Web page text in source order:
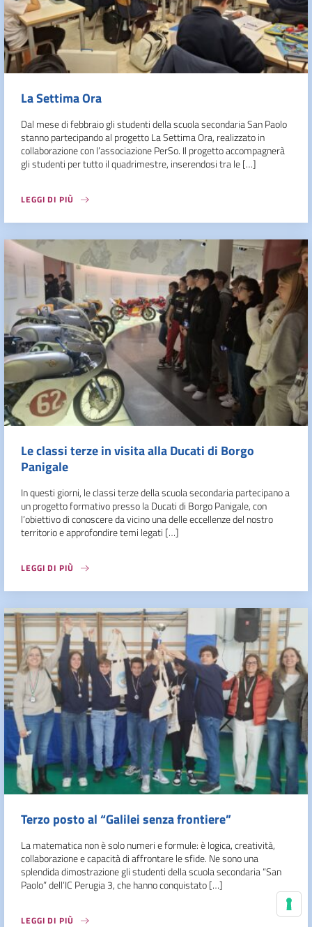
La Settima Ora
Dal mese di febbraio gli studenti della scuola secondaria San Paolo
stanno partecipando al progetto La Settima Ora, realizzato in
collaborazione con l’associazione PerSo. Il progetto accompagnerà
gli studenti per tutto il quadrimestre, inserendosi tra le […]
LEGGI DI PIÙ
Le classi terze in visita alla Ducati di Borgo
Panigale
In questi giorni, le classi terze della scuola secondaria partecipano a
un progetto formativo presso la Ducati di Borgo Panigale, con
l’obiettivo di conoscere da vicino una delle eccellenze del nostro
territorio e approfondire temi legati […]
LEGGI DI PIÙ
Terzo posto al “Galilei senza frontiere”
La matematica non è solo numeri e formule: è logica, creatività,
collaborazione e capacità di affrontare le sfide. Ne sono una
splendida dimostrazione gli studenti della scuola secondaria “San
Paolo” dell’IC Perugia 3, che hanno conquistato […]
LEGGI DI PIÙ Le